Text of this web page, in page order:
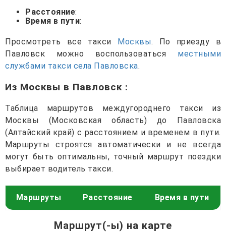
Расстояние:
Время в пути:
Просмотреть все такси Москвы. По приезду в
Павловск можно воспользоваться местными
службами такси села Павловска.
Из Москвы в Павловск :
Таблица маршрутов междугороднего такси из
Москвы (Московская область) до Павловска
(Алтайский край) с расстоянием и временем в пути.
Маршруты строятся автоматически и не всегда
могут быть оптимальны, точный маршрут поездки
выбирает водитель такси.
Маршруты Расстояние Время в пути
Маршрут(-ы) на карте